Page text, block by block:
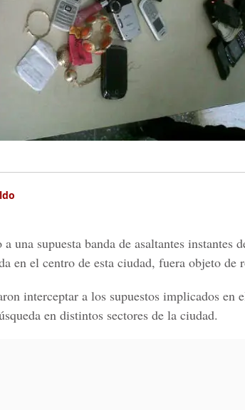
una supuesta banda de asaltantes instantes
en el centro de esta ciudad, fuera objeto de
interceptar a los supuestos implicados en
en distintos sectores de la ciudad.